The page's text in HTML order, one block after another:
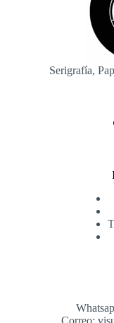
Serigrafía,
Correo: